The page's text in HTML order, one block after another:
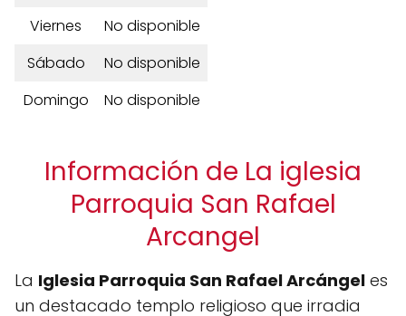
Viernes
No disponible
Sábado
No disponible
Domingo
No disponible
Información de La iglesia
Parroquia San Rafael
Arcangel
La Iglesia Parroquia San Rafael Arcángel es
un destacado templo religioso que irradia